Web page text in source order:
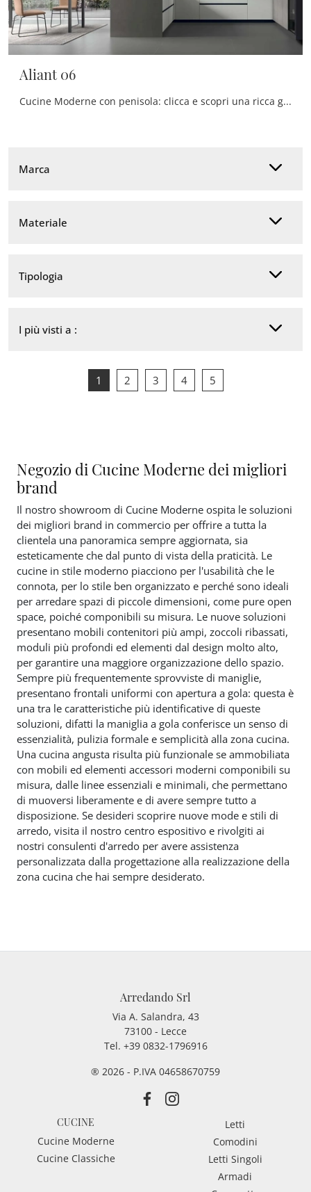
Marca
Materiale
Tipologia
I più visti a :
Aliant 06
Cucine Moderne con penisola: clicca e scopri una ricca gamma di soluzioni della firma Stosa, tra cui il modello Aliant 06.
1 2 3 4 5
Negozio di Cucine Moderne dei migliori
brand
Il nostro showroom di Cucine Moderne ospita le soluzioni
dei migliori brand in commercio per offrire a tutta la
clientela una panoramica sempre aggiornata, sia
esteticamente che dal punto di vista della praticità. Le
cucine in stile moderno piacciono per l'usabilità che le
connota, per lo stile ben organizzato e perché sono ideali
per arredare spazi di piccole dimensioni, come pure open
space, poiché componibili su misura. Le nuove soluzioni
presentano mobili contenitori più ampi, zoccoli ribassati,
moduli più profondi ed elementi dal design molto alto,
per garantire una maggiore organizzazione dello spazio.
Sempre più frequentemente sprovviste di maniglie,
presentano frontali uniformi con apertura a gola: questa è
una tra le caratteristiche più identificative di queste
soluzioni, difatti la maniglia a gola conferisce un senso di
essenzialità, pulizia formale e semplicità alla zona cucina.
Una cucina angusta risulta più funzionale se ammobiliata
con mobili ed elementi accessori moderni componibili su
misura, dalle linee essenziali e minimali, che permettano
di muoversi liberamente e di avere sempre tutto a
disposizione. Se desideri scoprire nuove mode e stili di
arredo, visita il nostro centro espositivo e rivolgiti ai
nostri consulenti d'arredo per avere assistenza
personalizzata dalla progettazione alla realizzazione della
zona cucina che hai sempre desiderato.
Arredando Srl
Via A. Salandra, 43
73100 - Lecce
Tel. +39 0832-1796916
® 2026 - P.IVA 04658670759
CUCINE
Cucine Moderne
Cucine Classiche
Letti
Comodini
Letti Singoli
Armadi